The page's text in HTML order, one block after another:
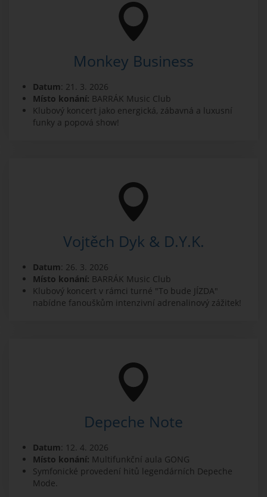
Monkey Business
Datum: 21. 3. 2026
Místo konání: BARRÁK Music Club
Klubový koncert jako energická, zábavná a luxusní
funky a popová show!
Vojtěch Dyk & D.Y.K.
Datum: 26. 3. 2026
Místo konání: BARRÁK Music Club
Klubový koncert v rámci turné "To bude JÍZDA"
nabídne fanouškům intenzivní adrenalinový zážitek!
Depeche Note
Datum: 12. 4. 2026
Místo konání: Multifunkční aula GONG
Symfonické provedení hitů legendárních Depeche
Mode.